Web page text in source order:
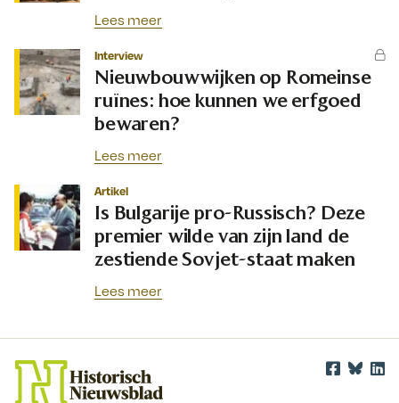
Lees meer
Interview
Nieuwbouwwijken op Romeinse
ruïnes: hoe kunnen we erfgoed
bewaren?
Lees meer
Artikel
Is Bulgarije pro-Russisch? Deze
premier wilde van zijn land de
zestiende Sovjet-staat maken
Lees meer